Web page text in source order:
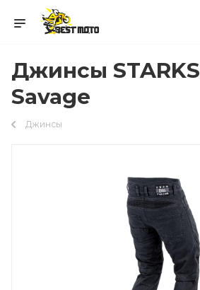
Джинсы STARKS
Savage
Джинсы